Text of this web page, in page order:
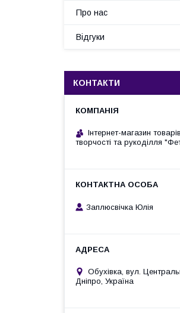
Про нас
Відгуки
КОНТАКТИ
Інтернет-магазин
творчості та рукоділля
Заплюсвічка Юлія
Обухівка, вул.
Дніпро, Україна